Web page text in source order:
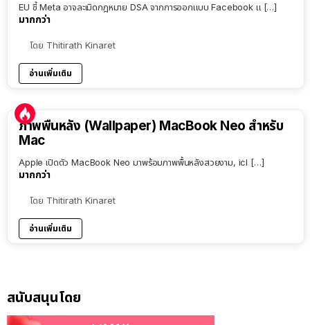
EU ชี้ Meta อาจละเมิดกฎหมาย DSA จากการออกแบบ Facebook แ […]
มากกว่า
โดย Thitirath Kinaret
อ่านเพิ่มเติม
ภาพพื้นหลัง (Wallpaper) MacBook Neo สำหรับ
Mac
Apple เปิดตัว MacBook Neo มาพร้อมภาพพื้นหลังสวยงาม, icl […]
มากกว่า
โดย Thitirath Kinaret
อ่านเพิ่มเติม
สนับสนุนโดย